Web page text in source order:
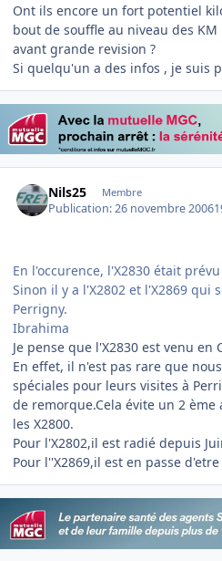
Ont ils encore un fort potentiel
bout de souffle au niveau des KM
avant grande revision ?
Si quelqu'un a des infos , je suis
Nils25 Membre
Publication:26 novembre 2006
En l'occurence, l'X2830 était
Sinon il y a l'X2802 et l'X2869 qui
Perrigny.
Ibrahima
Je pense que l'X2830 est venu en
En effet, il n'est pas rare que
spéciales pour leurs visites à
de remorque.Cela évite un 2
les X2800.
Pour l'X2802,il est radié depuis
Pour l''X2869,il est en passe